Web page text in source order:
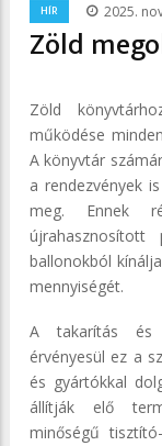
HÍR 2025.
Zöld
Zöld
működése
A könyvtár
a rendezvények
meg. Ennek
ballonokból
mennyiségét.
A takarítás és
érvényesül ez a
és gyártókkal
állítják elő
minőségű